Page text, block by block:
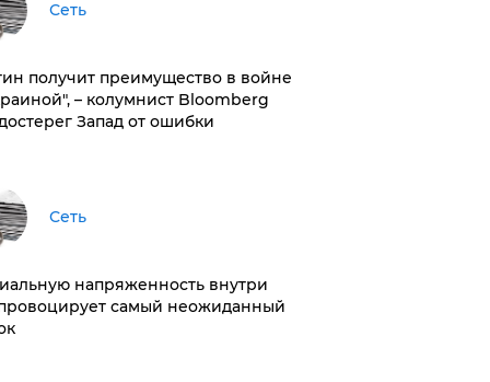
Сеть
получит преимущество в войне
– колумнист Bloomberg
Запад от ошибки
Сеть
напряженность внутри
самый неожиданный